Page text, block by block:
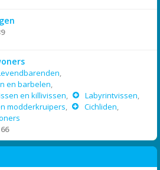
,
en barbelen,
en killivissen, Labyrintvissen,
modderkruipers, Cichliden,